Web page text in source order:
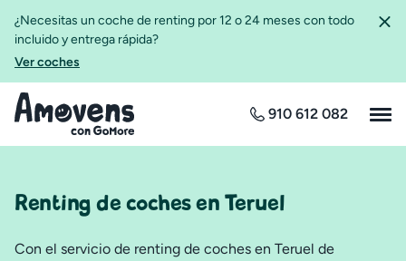
¿Necesitas un coche de renting por 12 o 24 meses con todo
incluido y entrega rápida?
Ver coches
910 612 082
Renting de coches en Teruel
Con el servicio de renting de coches en Teruel de